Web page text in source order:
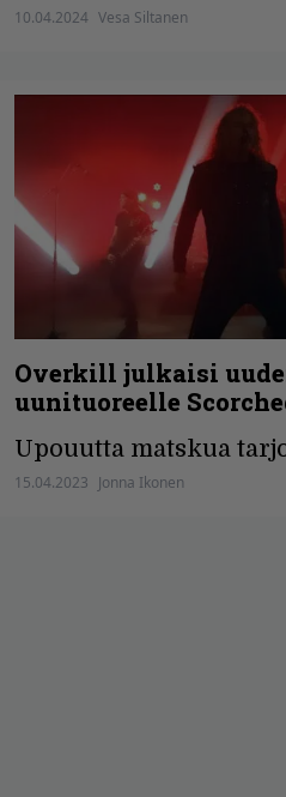
10.04.2024 Vesa Siltanen
Overkill julkaisi
uunituoreelle
Upouutta matskua
15.04.2023 Jonna Ikonen